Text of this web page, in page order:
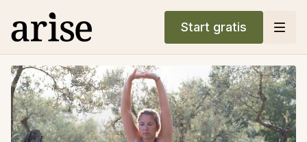
Start gratis